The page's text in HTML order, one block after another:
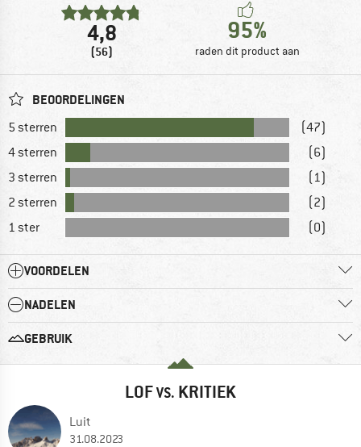
4,8
(56)
95%
raden dit product aan
BEOORDELINGEN
5 sterren
(47)
4 sterren
(6)
3 sterren
(1)
2 sterren
(2)
1 ster
(0)
VOORDELEN
NADELEN
GEBRUIK
LOFVS. KRITIEK
Luit
31.08.2023